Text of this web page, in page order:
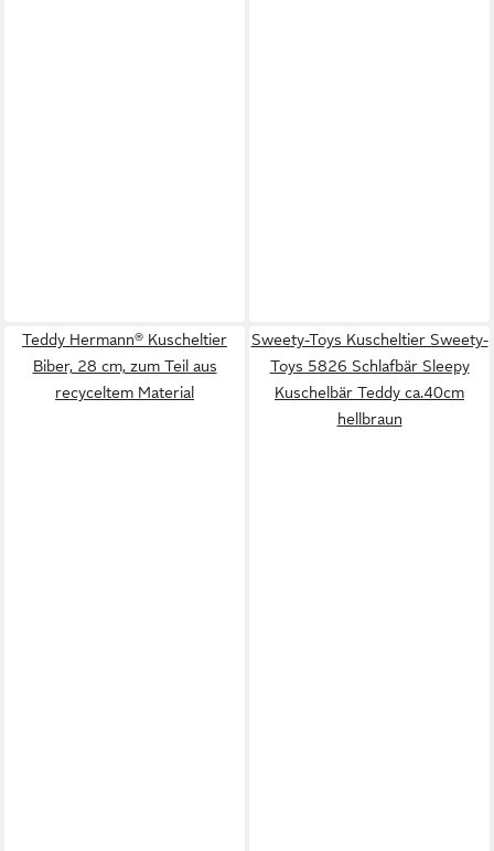
Teddy Hermann® Kuscheltier
Biber, 28 cm, zum Teil aus
recyceltem Material
Sweety-Toys Kuscheltier Sweety-
Toys 5826 Schlafbär Sleepy
Kuschelbär Teddy ca.40cm
hellbraun